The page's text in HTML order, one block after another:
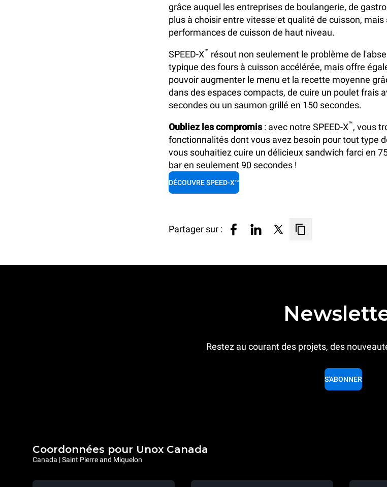
grâce auquel les entreprises de boulangerie, de
plus à choisir entre vitesse et qualité de cuisson,
performances de cuisson de haut niveau.
SPEED-X™ résout non seulement le problème de
typique desfours à cuisson accélérée, mais offre
pouvoir augmenter le menu et la recette moyenne
dans des espaces compacts, de cuire un poulet frais
secondes ou un saumon grillé en 150 secondes.
Oubliez les compromis: avec notre SPEED-X™, vous
fonctionnalités dont vous avez besoin pour tout type
vous souhaitiez cuire un délicieux sandwich farci en
bar en seulement 90 secondes !
DÉCOUVRE SPEED-X™
Partager sur :
Restez au courant des projets, des
S'ABONNER
Coordonnées pour Unox Canada
Canada | Saint Pierre and Miquelon